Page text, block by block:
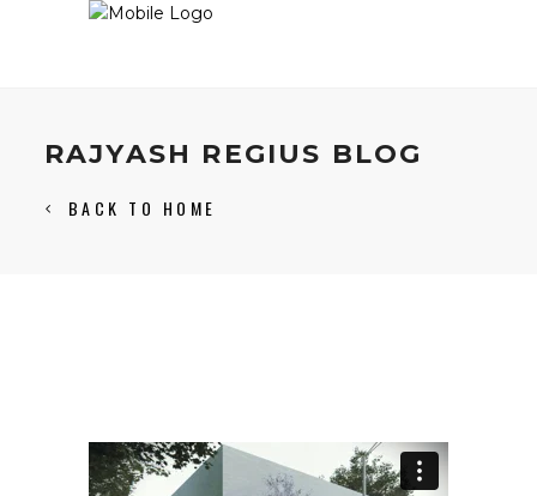
RAJYASH REGIUS BLOG
BACK TO HOME